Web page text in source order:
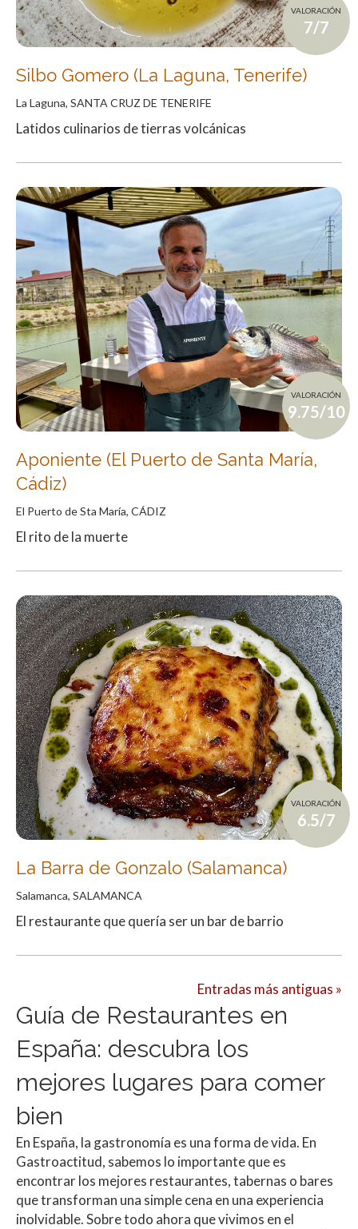
VALORACIÓN
7/7
Silbo Gomero (La Laguna, Tenerife)
La Laguna, SANTA CRUZ DE TENERIFE
Latidos culinarios de tierras volcánicas
VALORACIÓN
9.75/10
Aponiente (El Puerto de Santa María,
Cádiz)
El Puerto de Sta María, CÁDIZ
El rito de la muerte
VALORACIÓN
6.5/7
La Barra de Gonzalo (Salamanca)
Salamanca, SALAMANCA
El restaurante que quería ser un bar de barrio
Entradas más antiguas »
Guía de Restaurantes en
España: descubra los
mejores lugares para comer
bien
En España, la gastronomía es una forma de vida. En
Gastroactitud, sabemos lo importante que es
encontrar los mejores restaurantes, tabernas o bares
que transforman una simple cena en una experiencia
inolvidable. Sobre todo ahora que vivimos en el